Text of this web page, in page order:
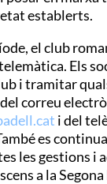
establerts.
el club
Els
i tramitar
correu
i del
es
les gestions i
a la